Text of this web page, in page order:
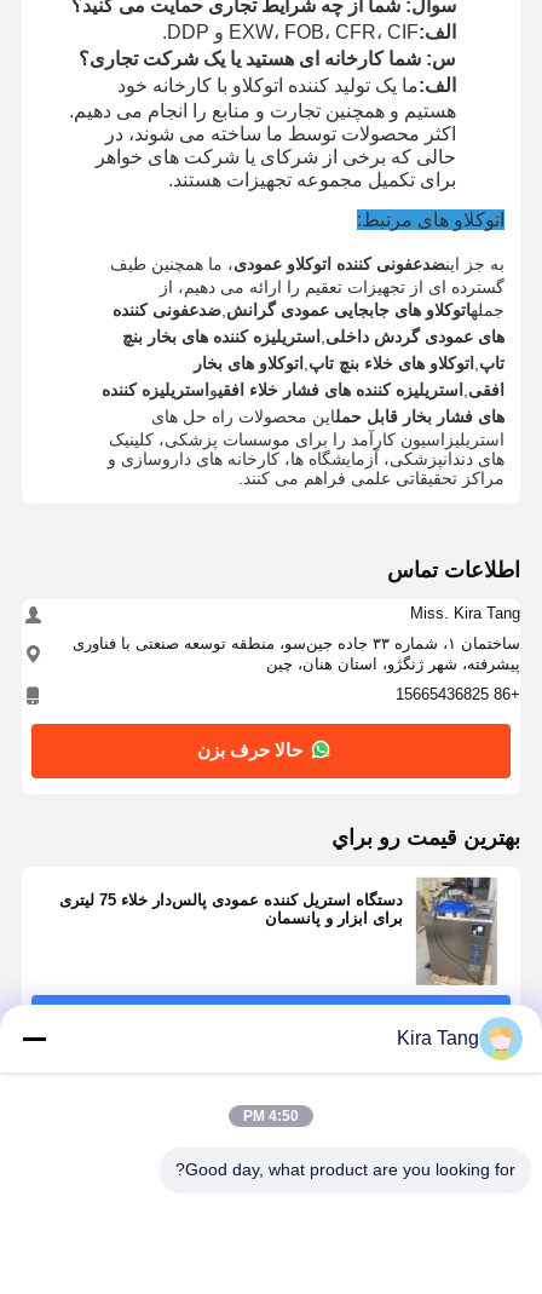
سوال: شما از چه شرایط تجاری حمایت می کنید؟
الف:EXW، FOB، CFR، CIF و DDP.
س: شما کارخانه ای هستید یا یک شرکت تجاری؟
الف:ما یک تولید کننده اتوکلاو با کارخانه خود
هستیم و همچنین تجارت و منابع را انجام می دهیم.
اکثر محصولات توسط ما ساخته می شوند، در
حالی که برخی از شرکای یا شرکت های خواهر
برای تکمیل مجموعه تجهیزات هستند.
اتوکلاو های مرتبط:
به جز اينضدعفونی کننده اتوکلاو عمودی، ما همچنین طیف
گسترده ای از تجهیزات تعقیم را ارائه می دهیم، از
جملهاتوکلاو های جابجایی عمودی گرانش ضدعفونی کننده
های عمودی گردش داخلی استریلیزه کننده های بخار بنچ
تاپ اتوکلاو های خلاء بنچ تاپ اتوکلاو های بخار
افقی استریلیزه کننده های فشار خلاء افقیو استریلیزه کننده
های فشار بخار قابل حملاین محصولات راه حل های
استریلیزاسیون کارآمد را برای موسسات پزشکی، کلینیک
های دندانپزشکی، آزمایشگاه ها، کارخانه های داروسازی و
مراکز تحقیقاتی علمی فراهم می کنند.
اطلاعات تماس
Miss. Kira Tang
ساختمان ۱، شماره ۳۳ جاده جین‌سو، منطقه توسعه صنعتی با فناوری
پیشرفته، شهر ژنگژو، استان هنان، چین
+86 15665436825
حالا حرف بزن
بهترين قيمت رو براي
دستگاه استریل کننده عمودی پالس‌دار خلاء 75 لیتری
برای ابزار و پانسمان
Kira Tang
4:50 PM
Good day, what product are you looking for?